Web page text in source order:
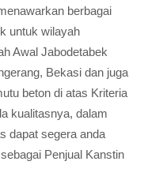
berbagai
untuk wilayah
Awal Jabodetabek
Bekasi dan juga
beton di atas Kriteria
kualitasnya, dalam
dapat segera anda
Penjual Kanstin